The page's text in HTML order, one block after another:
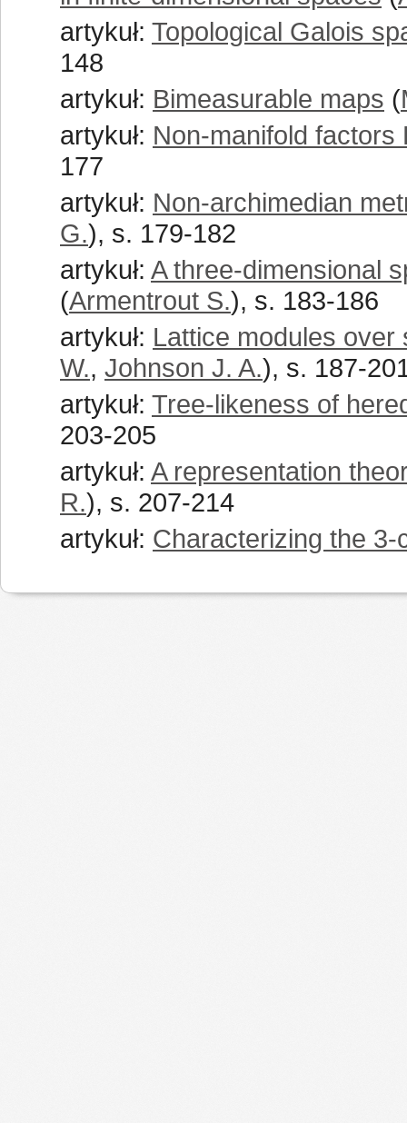
artykuł: Topological Galois
148
artykuł: Bimeasurable maps (
artykuł: Non-manifold factors
177
artykuł: Non-archimedian
G.), s. 179-182
artykuł: A three-dimensional
(Armentrout S.), s. 183-186
artykuł: Lattice modules
W., Johnson J. A.), s. 187-
artykuł: Tree-likeness of
203-205
artykuł: A representation
R.), s. 207-214
artykuł: Characterizing the